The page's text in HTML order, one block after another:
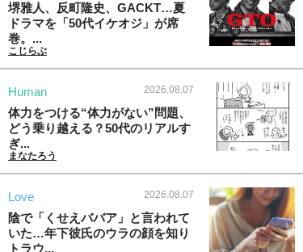
堺雅人、反町隆史、GACKT…夏
ドラマを「50代イケオジ」が席
巻。...
こじらぶ
Human 2026.08.07
体力をつける“体力がない”問題、
どう乗り越える？50代のリアルす
ぎ...
まなたろう
Love 2026.08.07
陰で「くせえババア」と言われて
いた…年下彼氏のウラの顔を知り
トラウ...